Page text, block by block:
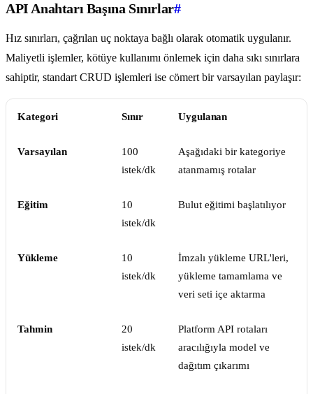
API Anahtarı Başına Sınırlar#
Hız sınırları, çağrılan uç noktaya bağlı olarak otomatik uygulanır.
Maliyetli işlemler, kötüye kullanımı önlemek için daha sıkı sınırlara
sahiptir, standart CRUD işlemleri ise cömert bir varsayılan paylaşır:
Kategori Sınır Uygulanan
Varsayılan
100
istek/dk
Aşağıdaki bir kategoriye
atanmamış rotalar
Eğitim
10
istek/dk
Bulut eğitimi başlatılıyor
Yükleme
10
istek/dk
İmzalı yükleme URL'leri,
yükleme tamamlama ve
veri seti içe aktarma
Tahmin
20
istek/dk
Platform API rotaları
aracılığıyla model ve
dağıtım çıkarımı